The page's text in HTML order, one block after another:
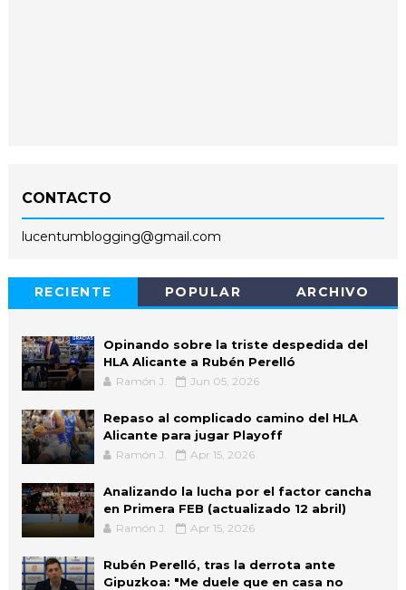
CONTACTO
lucentumblogging@gmail.com
RECIENTE POPULAR ARCHIVO
Opinando sobre la triste despedida del
HLA Alicante a Rubén Perelló
Ramón J. Jun 05, 2026
Repaso al complicado camino del HLA
Alicante para jugar Playoff
Ramón J. Apr 15, 2026
Analizando la lucha por el factor cancha
en Primera FEB (actualizado 12 abril)
Ramón J. Apr 15, 2026
Rubén Perelló, tras la derrota ante
Gipuzkoa: "Me duele que en casa no